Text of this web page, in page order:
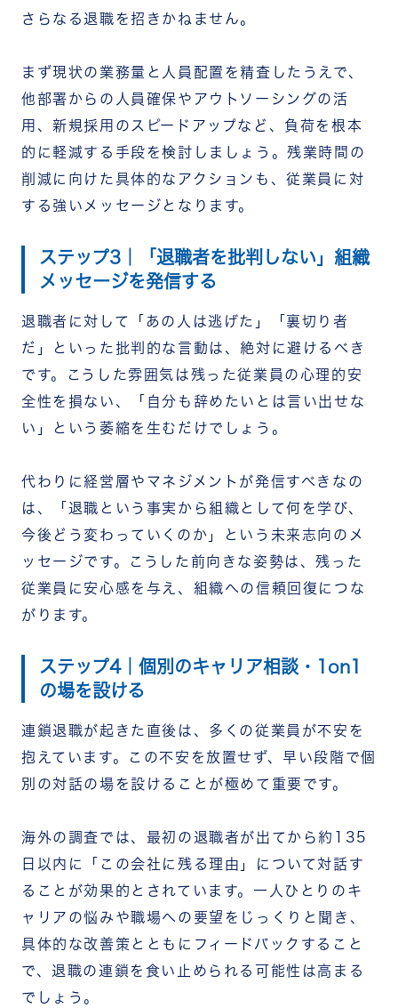
さらなる退職を招きかねません。
まず現状の業務量と人員配置を精査したうえで、
他部署からの人員確保やアウトソーシングの活
用、新規採用のスピードアップなど、負荷を根本
的に軽減する手段を検討しましょう。残業時間の
削減に向けた具体的なアクションも、従業員に対
する強いメッセージとなります。
ステップ3｜「退職者を批判しない」組織
メッセージを発信する
退職者に対して「あの人は逃げた」「裏切り者
だ」といった批判的な言動は、絶対に避けるべき
です。こうした雰囲気は残った従業員の心理的安
全性を損ない、「自分も辞めたいとは言い出せな
い」という萎縮を生むだけでしょう。
代わりに経営層やマネジメントが発信すべきなの
は、「退職という事実から組織として何を学び、
今後どう変わっていくのか」という未来志向のメ
ッセージです。こうした前向きな姿勢は、残った
従業員に安心感を与え、組織への信頼回復につな
がります。
ステップ4｜個別のキャリア相談・1on1
の場を設ける
連鎖退職が起きた直後は、多くの従業員が不安を
抱えています。この不安を放置せず、早い段階で個
別の対話の場を設けることが極めて重要です。
海外の調査では、最初の退職者が出てから約135
日以内に「この会社に残る理由」について対話す
ることが効果的とされています。一人ひとりのキ
ャリアの悩みや職場への要望をじっくりと聞き、
具体的な改善策とともにフィードバックすること
で、退職の連鎖を食い止められる可能性は高まる
でしょう。